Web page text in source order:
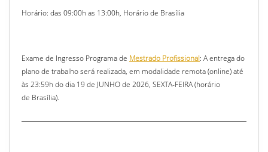
Horário: das 09:00h as 13:00h, Horário de Brasília
Exame de Ingresso Programa de Mestrado Profissional: A entrega do
plano de trabalho será realizada, em modalidade remota (online) até
às 23:59h do dia 19 de JUNHO de 2026, SEXTA-FEIRA (horário
de Brasília).